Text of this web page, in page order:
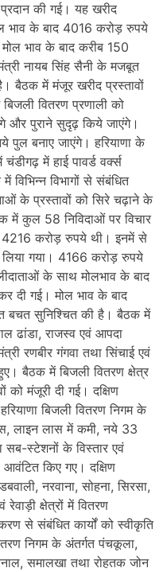
की गई। यह खरीद
भाव के बाद 4016 करोड़ रुपये
भाव के बाद करीब 150
नायब सिंह सैनी के मजबूत
बैठक में मंजूर खरीद प्रस्तावों
वितरण प्रणाली को
और पुराने सुदृढ़ किये जाएंगे।
पुल बनाए जाएंगे। हरियाणा के
में हाई पावर्ड वर्क्स
विभिन्न विभागों से संबंधित
के प्रस्तावों को सिरे चढ़ाने के
में कुल 58 निविदाओं पर विचार
4216 करोड़ रुपये थी। इनमें से
लिया गया। 4166 करोड़ रुपये
के साथ मोलभाव के बाद
दी गई। मोल भाव के बाद
बचत सुनिश्चित की है। बैठक में
ढांडा, राजस्व एवं आपदा
रणबीर गंगवा तथा सिंचाई एवं
बैठक में बिजली वितरण क्षेत्र
मंजूरी दी गई। दक्षिण
बिजली वितरण निगम के
लाइन लास में कमी, नये 33
सब-स्टेशनों के विस्तार एवं
किए गए। दक्षिण
नरवाना, सोहना, सिरसा,
क्षेत्रों में वितरण
से संबंधित कार्यों को स्वीकृति
निगम के अंतर्गत पंचकूला,
समालखा तथा रोहतक जोन